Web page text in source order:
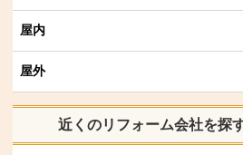
屋内
屋外
近くのリフォーム会社を探